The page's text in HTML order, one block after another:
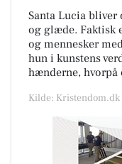
Santa Lucia bliver
og glæde. Faktisk
og mennesker
hun i kunstens
hænderne, hvorpå
Kilde: Kristendom.dk